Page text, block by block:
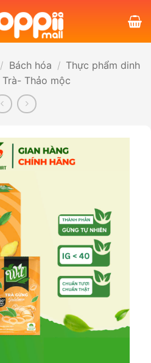
/ Bách hóa / Thực phẩm dinh
Trà- Thảo mộc